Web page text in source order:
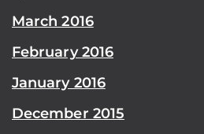
March 2016
February 2016
January 2016
December 2015